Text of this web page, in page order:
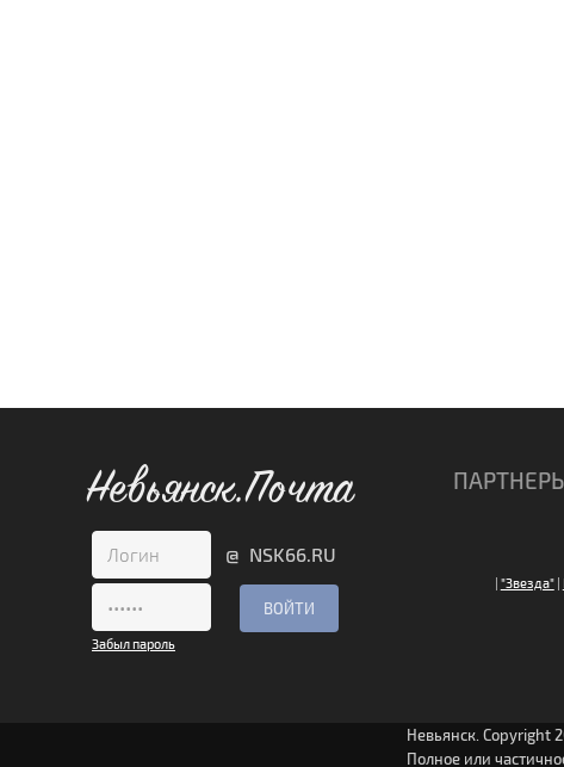
Невьянск.Почта
@ NSK66.RU
Забыл пароль
| "Звезда"|
Невьянск. Copyright
Полное или